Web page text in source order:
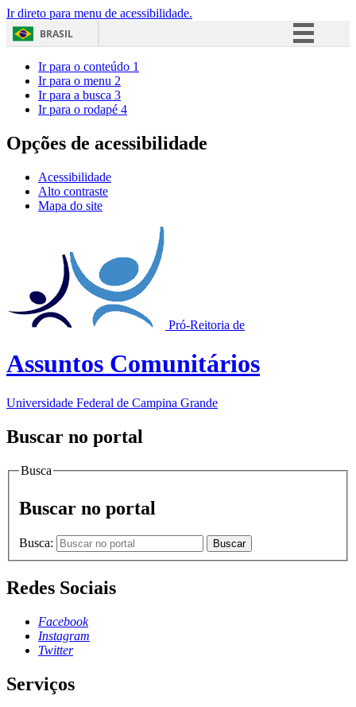
Ir direto para menu de acessibilidade.
BRASIL
Acesso à informação
Ir para o conteúdo 1
Ir para o menu 2
Ir para a busca 3
Ir para o rodapé 4
Opções de acessibilidade
Acessibilidade
Alto contraste
Mapa do site
Pró-Reitoria de
Assuntos Comunitários
Universidade Federal de Campina Grande
Buscar no portal
Busca
Buscar no portal
Busca: Buscar
Redes Sociais
Facebook
Instagram
Twitter
Serviços